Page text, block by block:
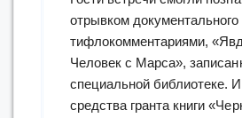
отрывком
тифлокомментариями,
Человек с Марса»,
специальной библиотеке.
средства гранта книги